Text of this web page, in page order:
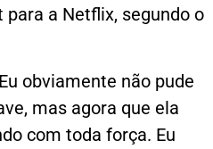
para a Netflix, segundo o
obviamente não pude
mas agora que ela
com toda força. Eu